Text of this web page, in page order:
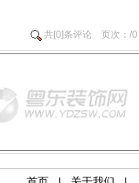
共[0]条评论 页次：/0